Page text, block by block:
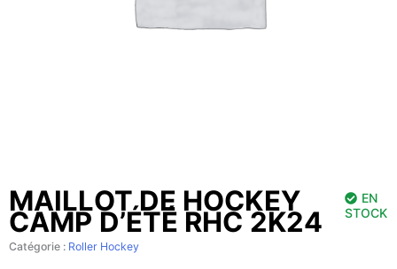
MAILLOT DE HOCKEY
CAMP D’ÉTÉ RHC 2K24
EN
STOCK
Catégorie : Roller Hockey